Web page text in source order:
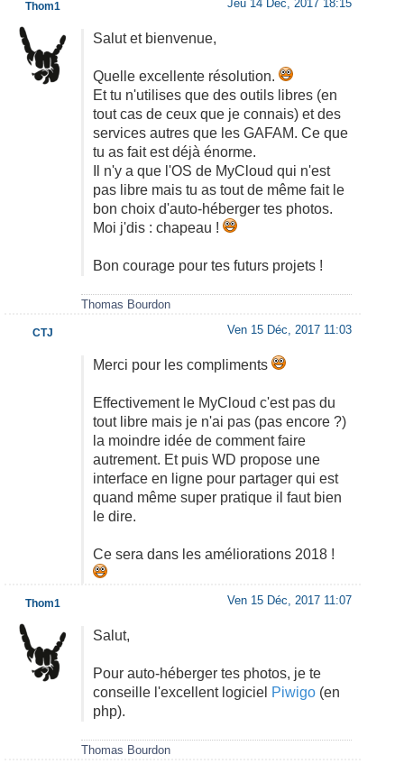
Jeu 14 Déc, 2017 18:15
Salut et bienvenue,
Quelle excellente résolution.
Et tu n'utilises que des outils libres (en
tout cas de ceux que je connais) et des
services autres que les GAFAM. Ce que
tu as fait est déjà énorme.
Il n'y a que l'OS de MyCloud qui n'est
pas libre mais tu as tout de même fait le
bon choix d'auto-héberger tes photos.
Moi j'dis : chapeau !
Bon courage pour tes futurs projets !
Thomas Bourdon
Thom1
Ven 15 Déc, 2017 11:03
Merci pour les compliments
Effectivement le MyCloud c'est pas du
tout libre mais je n'ai pas (pas encore ?)
la moindre idée de comment faire
autrement. Et puis WD propose une
interface en ligne pour partager qui est
quand même super pratique il faut bien
le dire.
Ce sera dans les améliorations 2018 !
CTJ
Ven 15 Déc, 2017 11:07
Salut,
Pour auto-héberger tes photos, je te
conseille l'excellent logiciel Piwigo(en
php).
Thomas Bourdon
Thom1